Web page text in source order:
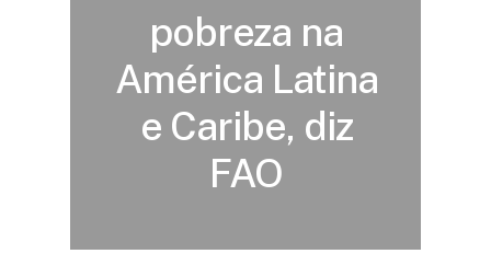
pobreza na
América Latina
e Caribe, diz
FAO